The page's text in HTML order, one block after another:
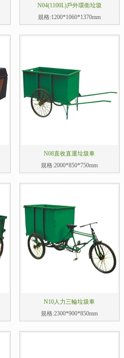
N04(1100L)戶外環衛垃圾
規格:1200*1060*1370mm
N08直收直運垃圾車
規格:2000*850*750mm
N10人力三輪垃圾車
規格:2300*900*850mm